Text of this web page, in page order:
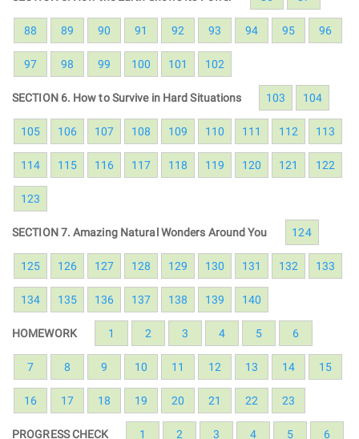
88 89 90 91 92 93 94 95 96
97 98 99 100 101 102
SECTION 6. How to Survive in Hard Situations 103 104
105 106 107 108 109 110 111 112 113
114 115 116 117 118 119 120 121 122
123
SECTION 7. Amazing Natural Wonders Around You 124
125 126 127 128 129 130 131 132 133
134 135 136 137 138 139 140
HOMEWORK 1 2 3 4 5 6
7 8 9 10 11 12 13 14 15
16 17 18 19 20 21 22 23
PROGRESS CHECK 1 2 3 4 5 6